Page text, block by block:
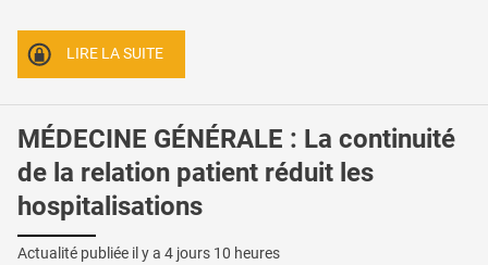
LIRE LA SUITE
MÉDECINE GÉNÉRALE : La continuité
de la relation patient réduit les
hospitalisations
Actualité publiée il y a 4 jours 10 heures